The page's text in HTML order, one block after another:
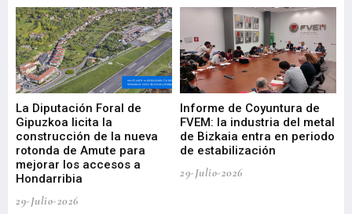
La Diputación Foral de
Gipuzkoa licita la
construcción de la nueva
rotonda de Amute para
mejorar los accesos a
Hondarribia
29-Julio-2026
Informe de Coyuntura de
FVEM: la industria del metal
de Bizkaia entra en periodo
de estabilización
29-Julio-2026